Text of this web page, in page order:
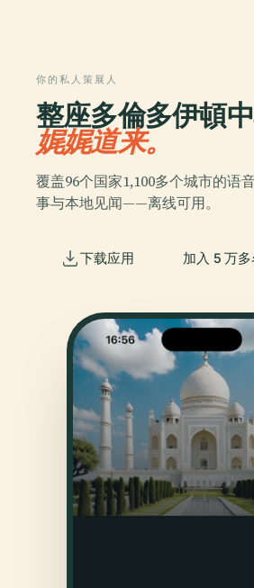
你的私人策展人
整座多倫多伊頓中
娓娓道来。
覆盖96个国家1,100多个城市的语
事与本地见闻——离线可用。
下载应用 加入 5 万